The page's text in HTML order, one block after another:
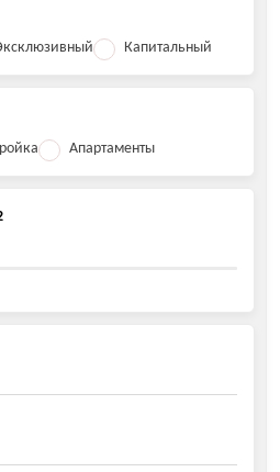
Капитальный
Апартаменты